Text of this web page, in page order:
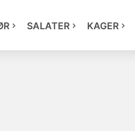
SALATER KAGER